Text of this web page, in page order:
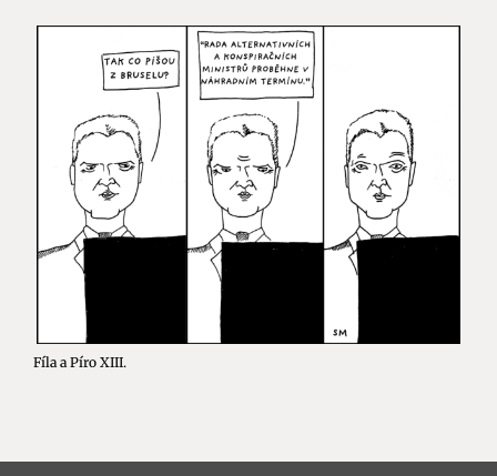
Fíla a Píro XIII.